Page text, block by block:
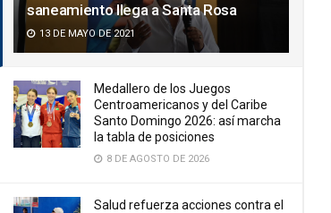
saneamiento llega a Santa Rosa
13 DE MAYO DE 2021
Medallero de los Juegos
Centroamericanos y del Caribe
Santo Domingo 2026: así marcha
la tabla de posiciones
8 DE AGOSTO DE 2026
Salud refuerza acciones contra el